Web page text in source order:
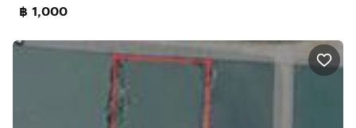
฿ 1,000